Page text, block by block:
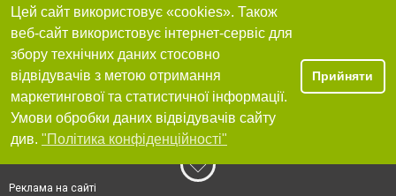
Цей сайт використовує «cookies». Також
веб-сайт використовує інтернет-сервіс для
збору технічних даних стосовно
відвідувачів з метою отримання
маркетингової та статистичної інформації.
Умови обробки даних відвідувачів сайту
див. "Політика конфіденційності"
Прийняти
Реклама на сайті